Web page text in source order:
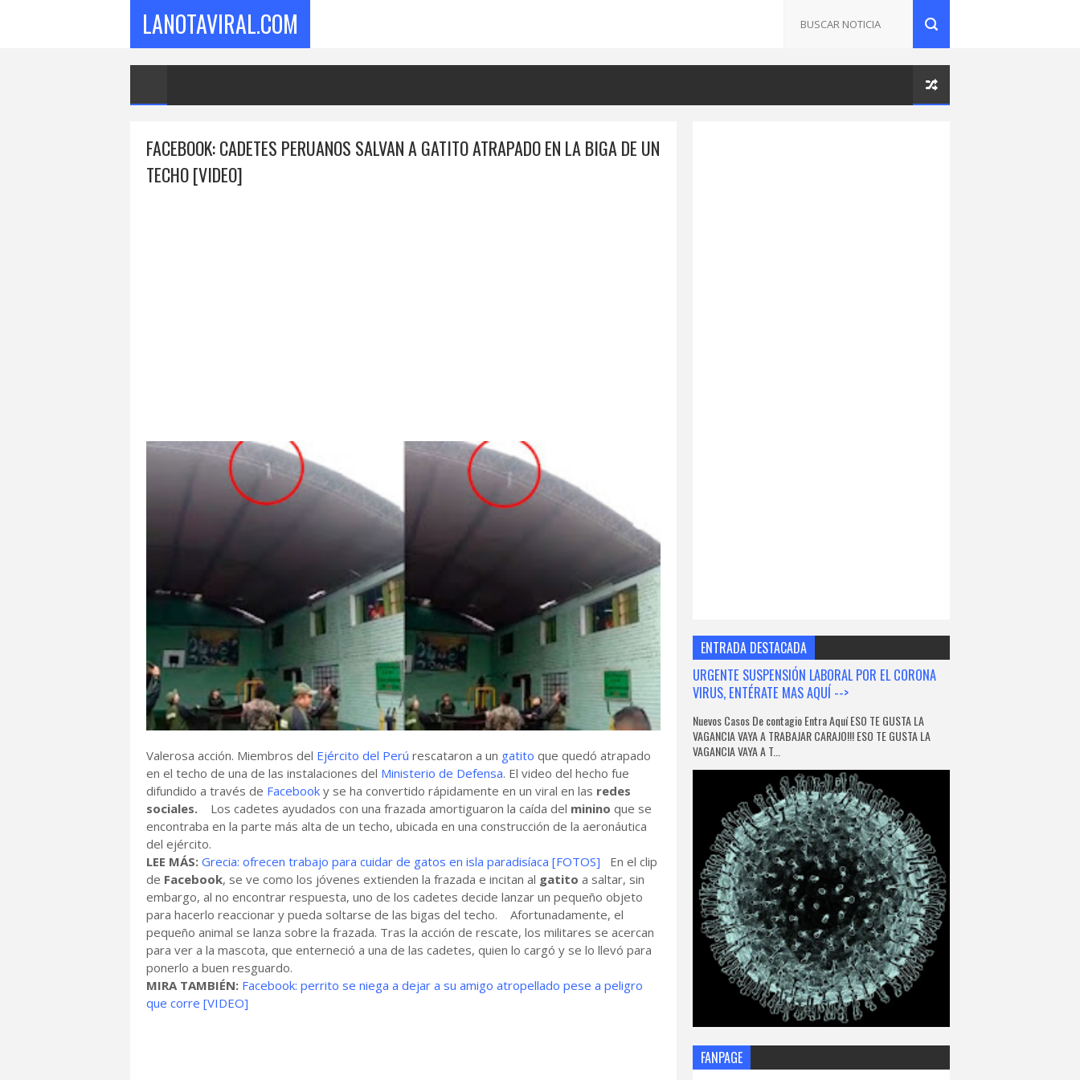
LANOTAVIRAL.COM
FACEBOOK: CADETES PERUANOS SALVAN A GATITO ATRAPADO EN LA BIGA DE UN
TECHO [VIDEO]
Valerosa acción. Miembros del Ejército del Perú rescataron a un gatito que quedó atrapado
en el techo de una de las instalaciones del Ministerio de Defensa. El video del hecho fue
difundido a través de Facebook y se ha convertido rápidamente en un viral en las redes
sociales.
Los cadetes ayudados con una frazada amortiguaron la caída del minino que se
encontraba en la parte más alta de un techo, ubicada en una construcción de la aeronáutica
del ejército.
LEE MÁS: Grecia: ofrecen trabajo para cuidar de gatos en isla paradisíaca [FOTOS] En el clip
de Facebook, se ve como los jóvenes extienden la frazada e incitan al gatito a saltar, sin
embargo, al no encontrar respuesta, uno de los cadetes decide lanzar un pequeño objeto
para hacerlo reaccionar y pueda soltarse de las bigas del techo. Afortunadamente, el
pequeño animal se lanza sobre la frazada. Tras la acción de rescate, los militares se acercan
para ver a la mascota, que enterneció a una de las cadetes, quien lo cargó y se lo llevó para
ponerlo a buen resguardo.
MIRA TAMBIÉN: Facebook: perrito se niega a dejar a su amigo atropellado pese a peligro
que corre [VIDEO]
ENTRADA DESTACADA
URGENTE SUSPENSIÓN LABORAL POR EL CORONA
VIRUS, ENTÉRATE MAS AQUÍ -->
Nuevos Casos De contagio Entra Aquí ESO TE GUSTA LA
VAGANCIA VAYA A TRABAJAR CARAJO!!! ESO TE GUSTA LA
VAGANCIA VAYA A T...
FANPAGE